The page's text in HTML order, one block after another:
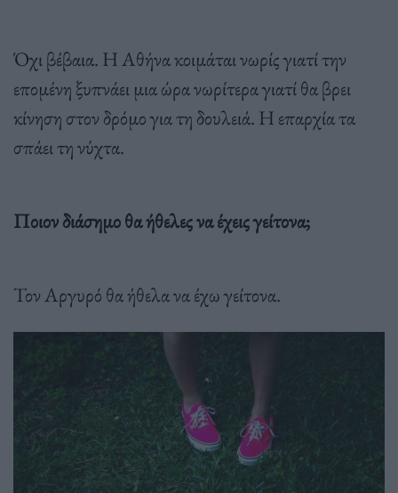
Όχι βέβαια. Η Αθήνα κοιμάται νωρίς γιατί την
επομένη ξυπνάει μια ώρα νωρίτερα γιατί θα βρει
κίνηση στον δρόμο για τη δουλειά. Η επαρχία τα
σπάει τη νύχτα.
Ποιον διάσημο θα ήθελες να έχεις γείτονα;
Τον Αργυρό θα ήθελα να έχω γείτονα.